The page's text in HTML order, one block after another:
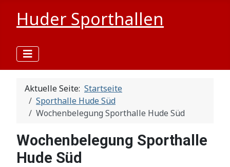
Huder Sporthallen
Aktuelle Seite: Startseite
Sporthalle Hude Süd
Wochenbelegung Sporthalle Hude Süd
Wochenbelegung Sporthalle
Hude Süd